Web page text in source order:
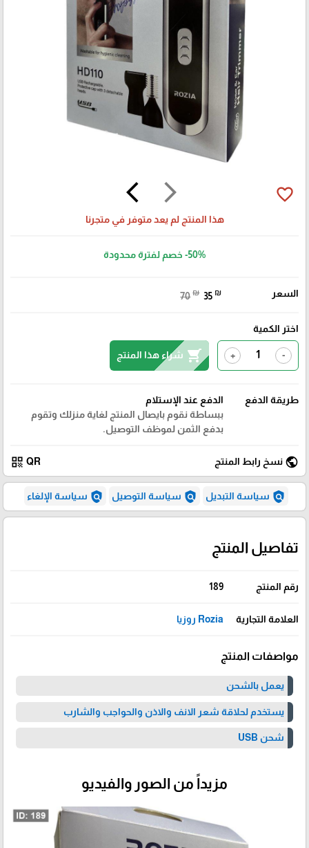
arrow_forward_ios
arrow_back_ios favorite_border
هذا المنتج لم يعد متوفر في متجرنا
-50% خصم لفترة محدودة
السعر 70 ₪ 35 ₪
اختر الكمية
-
+
shopping_cart شراء هذا المنتج
طريقة الدفع
الدفع عند الإستلام
ببساطة نقوم بايصال المنتج لغاية منزلك وتقوم
بدفع الثمن لموظف التوصيل.
public نسخ رابط المنتج QR
qr_code
policy سياسة التبديل policy سياسة التوصيل policy سياسة الإلغاء
تفاصيل المنتج
رقم المنتج 189
العلامة التجارية Rozia روزيا
مواصفات المنتج
يعمل بالشحن
يستخدم لحلاقة شعر الانف والاذن والحواجب والشارب
شحن USB
مزيداً من الصور والفيديو